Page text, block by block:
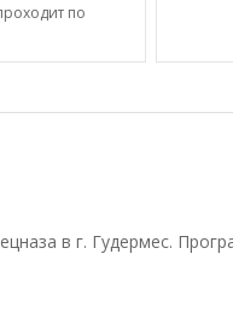
по
в г. Гудермес.